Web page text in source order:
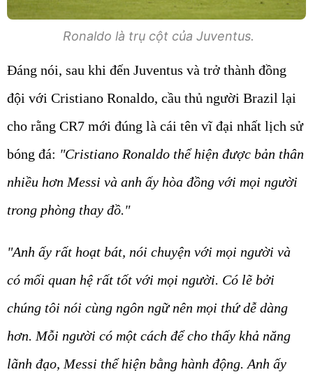
Ronaldo là trụ cột của Juventus.
Đáng nói, sau khi đến Juventus và trở thành đồng
đội với Cristiano Ronaldo, cầu thủ người Brazil lại
cho rằng CR7 mới đúng là cái tên vĩ đại nhất lịch sử
bóng đá: "Cristiano Ronaldo thể hiện được bản thân
nhiều hơn Messi và anh ấy hòa đồng với mọi người
trong phòng thay đồ."
"Anh ấy rất hoạt bát, nói chuyện với mọi người và
có mối quan hệ rất tốt với mọi người. Có lẽ bởi
chúng tôi nói cùng ngôn ngữ nên mọi thứ dễ dàng
hơn. Mỗi người có một cách để cho thấy khả năng
lãnh đạo, Messi thể hiện bằng hành động. Anh ấy